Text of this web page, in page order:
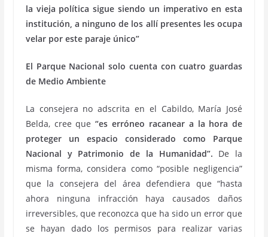
la vieja política sigue siendo un imperativo en esta
institución, a ninguno de los allí presentes les ocupa
velar por este paraje único”
El Parque Nacional solo cuenta con cuatro guardas
de Medio Ambiente
La consejera no adscrita en el Cabildo, María José
Belda, cree que“es erróneo racanear a la hora de
proteger un espacio considerado como Parque
Nacional y Patrimonio de la Humanidad”. De la
misma forma, considera como “posible negligencia”
que la consejera del área defendiera que “hasta
ahora ninguna infracción haya causados daños
irreversibles, que reconozca que ha sido un error que
se hayan dado los permisos para realizar varias